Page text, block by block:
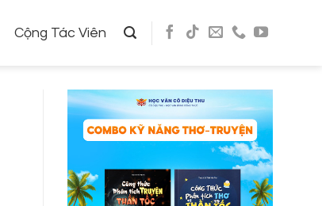
Cộng Tác Viên